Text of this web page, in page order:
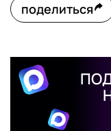
поделиться